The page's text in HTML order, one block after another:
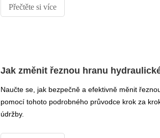
Přečtěte si více
Jak změnit řeznou hranu
Naučte se, jak bezpečně a efektivně měnit
pomocí tohoto podrobného průvodce krok za
údržby.